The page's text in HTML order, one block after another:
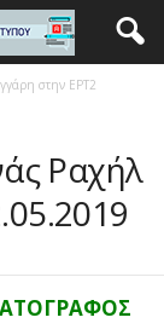
στην ΕΡΤ2
Ραχήλ